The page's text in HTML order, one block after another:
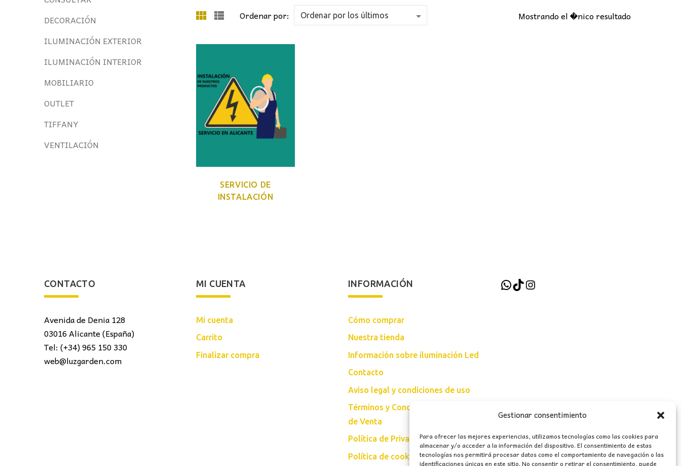
Gestionar consentimiento
Para ofrecer las mejores experiencias, utilizamos tecnologías como las cookies para
almacenar y/o acceder a la información del dispositivo. El consentimiento de estas
tecnologías nos permitirá procesar datos como el comportamiento de navegación o las
identificaciones únicas en este sitio. No consentir o retirar el consentimiento, puede
DECORACIÓN
ILUMINACIÓN EXTERIOR
ILUMINACIÓN INTERIOR
MOBILIARIO
OUTLET
TIFFANY
VENTILACIÓN
Ordenar por: Mostrando el �nico resultado
SERVICIO DE
INSTALACIÓN
CONTACTO
Avenida de Denia 128
03016 Alicante (España)
Tel: (+34) 965 150 330
web@luzgarden.com
MI CUENTA
Mi cuenta
Carrito
Finalizar compra
INFORMACIÓN
Cómo comprar
Nuestra tienda
Información sobre iluminación Led
Contacto
Aviso legal y condiciones de uso
Términos y Condiciones Generales
de Venta
Política de Privacidad
Política de cookies (UE)
WhatsApp
TikTokInstagram